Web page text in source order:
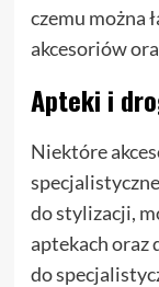
czemu można
akcesoriów
Apteki i
Niektóre
do stylizacji,
aptekach oraz
do